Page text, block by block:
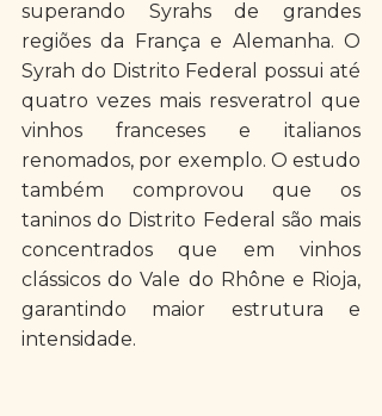
superando Syrahs de grandes
regiões da França e Alemanha. O
Syrah do Distrito Federal possui até
quatro vezes mais resveratrol que
vinhos franceses e italianos
renomados, por exemplo. O estudo
também comprovou que os
taninos do Distrito Federal são mais
concentrados que em vinhos
clássicos do Vale do Rhône e Rioja,
garantindo maior estrutura e
intensidade.